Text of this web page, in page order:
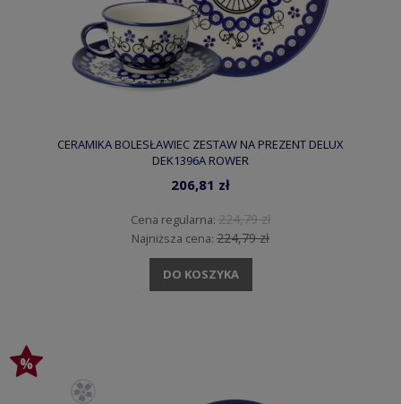
CERAMIKA BOLESŁAWIEC ZESTAW NA PREZENT DELUX
DEK1396A ROWER
206,81 zł
Cena regularna: 224,79 zł
Najniższa cena: 224,79 zł
DO KOSZYKA